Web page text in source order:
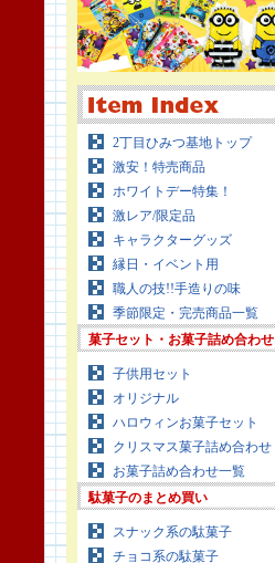
2丁目ひみつ基地トップ
激安！特売商品
ホワイトデー特集！
激レア/限定品
キャラクターグッズ
縁日・イベント用
職人の技!!手造りの味
季節限定・完売商品一覧
菓子セット・お菓子詰め合わせ
子供用セット
オリジナル
ハロウィンお菓子セット
クリスマス菓子詰め合わせ
お菓子詰め合わせ一覧
駄菓子のまとめ買い
スナック系の駄菓子
チョコ系の駄菓子